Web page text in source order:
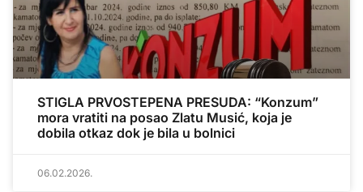
STIGLA PRVOSTEPENA PRESUDA: “Konzum”
mora vratiti na posao Zlatu Musić, koja je
dobila otkaz dok je bila u bolnici
06.02.2026.